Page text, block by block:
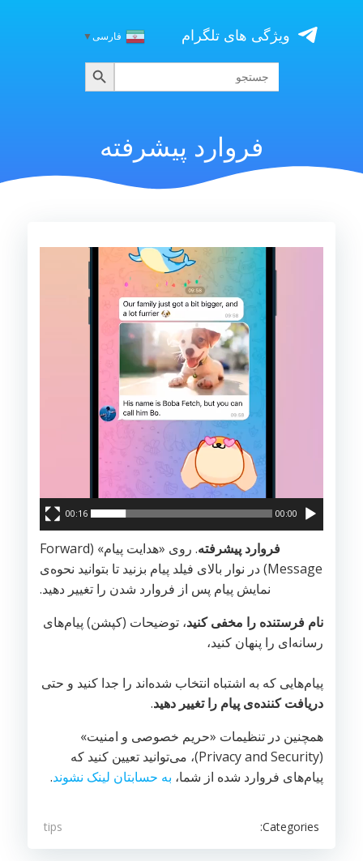
content
ویژگی های تلگرام فارسی▼
جستجو
برای:
جستجو
فروارد پیشرفته
00:00
00:16
فروارد پیشرفته
. روی «هدایت پیام» (Forward
Message) در نوار بالای فیلد پیام بزنید تا بتوانید نحوه‌ی
نمایش پیام پس از فروارد شدن را تغییر دهید.
نام فرستنده را مخفی کنید، توضیحات (کپشن) پیام‌های
رسانه‌ای را پنهان کنید،
پیام‌هایی که به اشتباه انتخاب شده‌اند را جدا کنید و حتی
دریافت کننده‌ی پیام را تغییر دهید.
همچنین در تنظیمات «حریم خصوصی و امنیت»
(Privacy and Security)، می‌توانید تعیین کنید که
پیام‌های فروارد شده از شما، به حسابتان لینک نشوند.
Categories:
tips